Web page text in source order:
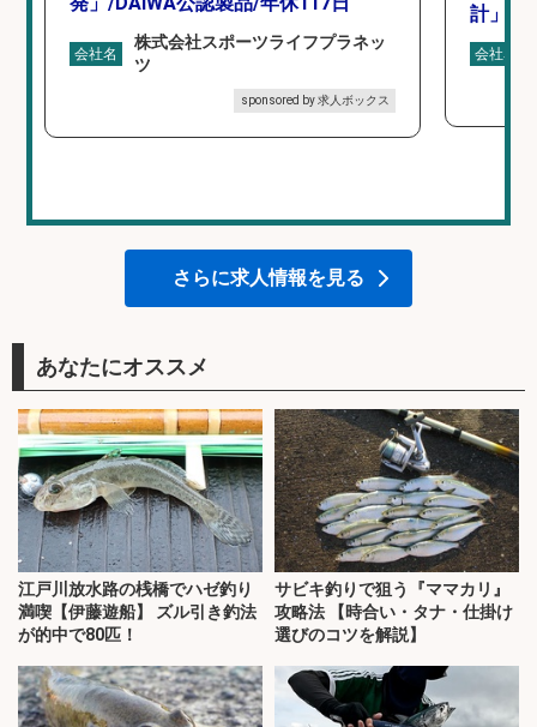
会社名
株式会社スポーツライフプラネッ
ツ
sponsored by 求人ボックス
計」
会社名
さらに求人情報を見る
あなたにオススメ
江戸川放水路の桟橋でハゼ釣り
満喫【伊藤遊船】 ズル引き釣法
が的中で80匹！
サビキ釣りで狙う『ママカリ』
攻略法 【時合い・タナ・仕掛け
選びのコツを解説】